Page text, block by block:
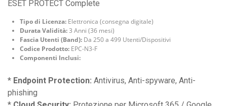
ESET PROTECT Complete
Tipo di Licenza: Elettronica (consegna digitale)
Durata Validità:3 Anni (36 mesi)
Fascia Utenti (Band): Da 250 a 499 Utenti/Dispositivi
Codice Prodotto: EPC-N3-F
Componenti Inclusi:
* Endpoint Protection: Antivirus, Anti-spyware, Anti-
phishing